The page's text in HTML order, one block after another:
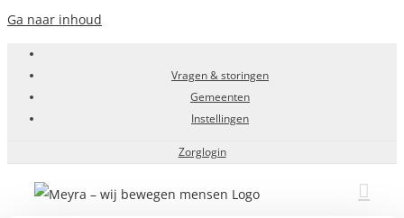
Ga naar inhoud
Vragen & storingen
Gemeenten
Instellingen
Zorglogin